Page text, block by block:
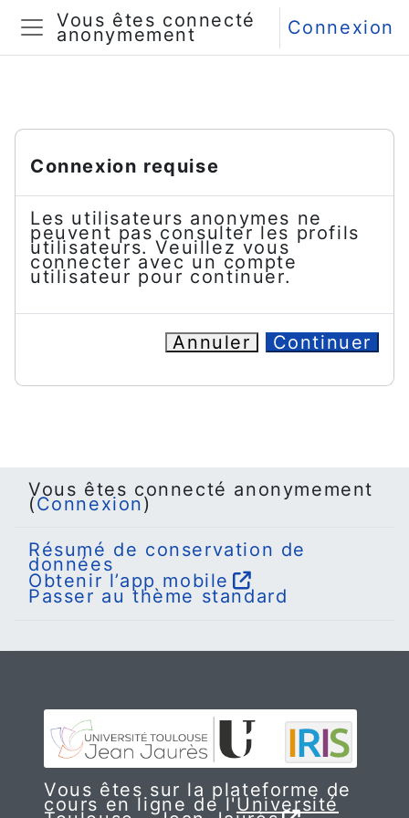
Passer au contenu principal
Panneau latéral
Vous êtes connecté
anonymement Connexion
Connexion requise
Les utilisateurs anonymes ne
peuvent pas consulter les profils
utilisateurs. Veuillez vous
connecter avec un compte
utilisateur pour continuer.
Annuler Continuer
Vous êtes connecté anonymement
(Connexion)
Résumé de conservation de
données
Obtenir l’app mobile
Passer au thème standard
Vous êtes sur la plateforme de
cours en ligne de l'Université